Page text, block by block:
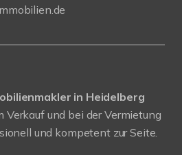
in Heidelberg
und bei der Vermietung
und kompetent zur Seite.